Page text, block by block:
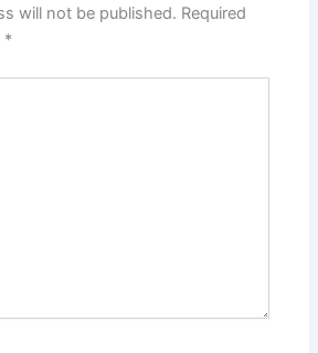
will not be published. Required
*